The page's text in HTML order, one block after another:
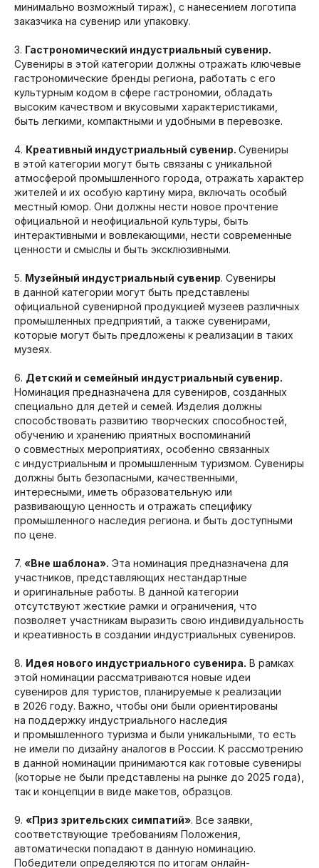
минимально возможный тираж), с нанесением логотипа
заказчика на сувенир или упаковку.
3. Гастрономический индустриальный сувенир.
Сувениры в этой категории должны отражать ключевые
гастрономические бренды региона, работать с его
культурным кодом в сфере гастрономии, обладать
высоким качеством и вкусовыми характеристиками,
быть легкими, компактными и удобными в перевозке.
4. Креативный индустриальный сувенир. Сувениры
в этой категории могут быть связаны с уникальной
атмосферой промышленного города, отражать характер
жителей и их особую картину мира, включать особый
местный юмор. Они должны нести новое прочтение
официальной и неофициальной культуры, быть
интерактивными и вовлекающими, нести современные
ценности и смыслы и быть эксклюзивными.
5. Музейный индустриальный сувенир. Сувениры
в данной категории могут быть представлены
официальной сувенирной продукцией музеев различных
промышленных предприятий, а также сувенирами,
которые могут быть предложены к реализации в таких
музеях.
6. Детский и семейный индустриальный сувенир.
Номинация предназначена для сувениров, созданных
специально для детей и семей. Изделия должны
способствовать развитию творческих способностей,
обучению и хранению приятных воспоминаний
о совместных мероприятиях, особенно связанных
с индустриальным и промышленным туризмом. Сувениры
должны быть безопасными, качественными,
интересными, иметь образовательную или
развивающую ценность и отражать специфику
промышленного наследия региона. и быть доступными
по цене.
7. «Вне шаблона». Эта номинация предназначена для
участников, представляющих нестандартные
и оригинальные работы. В данной категории
отсутствуют жесткие рамки и ограничения, что
позволяет участникам выразить свою индивидуальность
и креативность в создании индустриальных сувениров.
8. Идея нового индустриального сувенира. В рамках
этой номинации рассматриваются новые идеи
сувениров для туристов, планируемые к реализации
в 2026 году. Важно, чтобы они были ориентированы
на поддержку индустриального наследия
и промышленного туризма и были уникальными, то есть
не имели по дизайну аналогов в России. К рассмотрению
в данной номинации принимаются как готовые сувениры
(которые не были представлены на рынке до 2025 года),
так и концепции в виде макетов, образцов.
9. «Приз зрительских симпатий». Все заявки,
соответствующие требованиям Положения,
автоматически попадают в данную номинацию.
Победители определяются по итогам онлайн-